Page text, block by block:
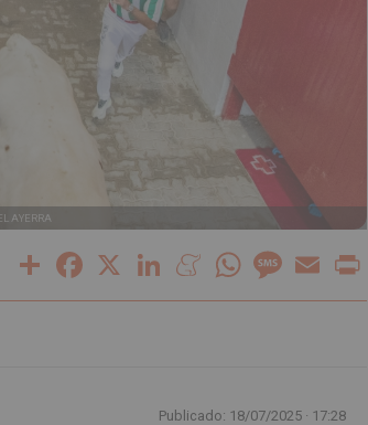
AYERRA
Share Facebook LinkedInMeneameWhatsAppMessage
Email
Publicado: 18/07/2025 · 17:28